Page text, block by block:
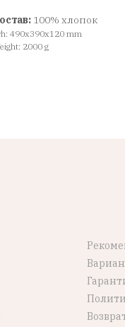
100% хлопок
490x390x120 mm
2000 g